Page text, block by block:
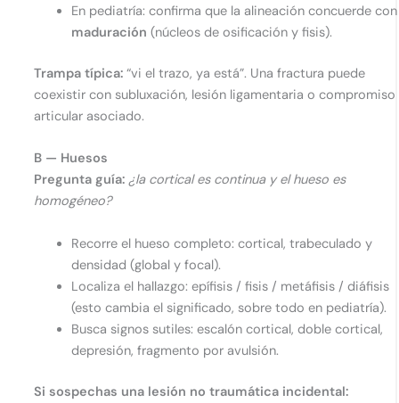
En pediatría: confirma que la alineación concuerde
maduración (núcleos de osificación y fisis).
Trampa típica: “vi el trazo, ya está”. Una fractura puede
coexistir con subluxación, lesión ligamentaria o compromiso
articular asociado.
B — Huesos
Pregunta guía: ¿la cortical es continua y el hueso es
homogéneo?
Recorre el hueso completo: cortical, trabeculado y
densidad (global y focal).
Localiza el hallazgo: epífisis / fisis / metáfisis / diáfisis
(esto cambia el significado, sobre todo en pediatría).
Busca signos sutiles: escalón cortical, doble cortical,
depresión, fragmento por avulsión.
Si sospechas una lesión no traumática incidental: